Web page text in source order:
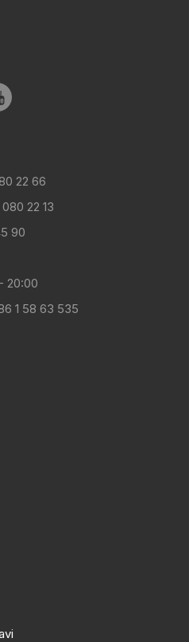
22 66
080 22 13
90
20:00
1 58 63 535